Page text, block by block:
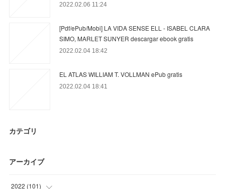
2022.02.06 11:24
[Pdf/ePub/Mobi] LA VIDA SENSE ELL - ISABEL CLARA
SIMO, MARLET SUNYER descargar ebook gratis
2022.02.04 18:42
EL ATLAS WILLIAM T. VOLLMAN ePub gratis
2022.02.04 18:41
カテゴリ
アーカイブ
2022 (101)